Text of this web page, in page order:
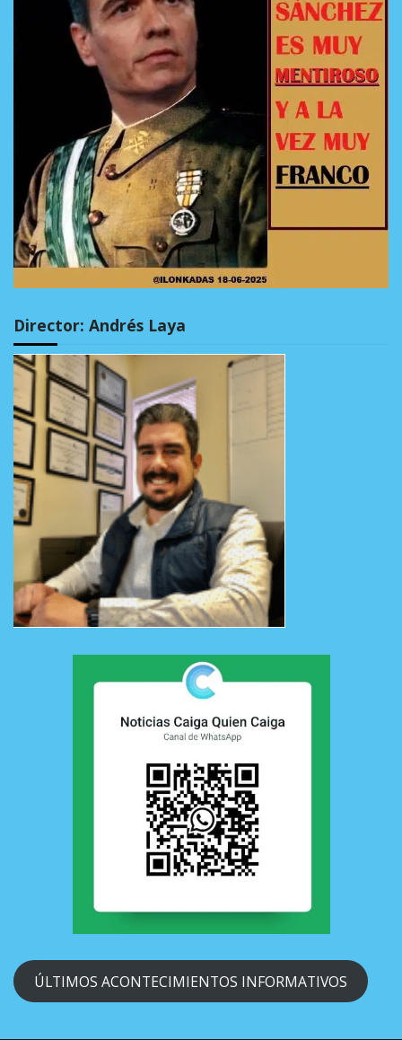
Director: Andrés Laya
ÚLTIMOS ACONTECIMIENTOS INFORMATIVOS